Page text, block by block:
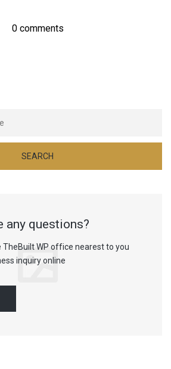
0 comments
any questions?
TheBuilt WP office nearest to you
inquiry online